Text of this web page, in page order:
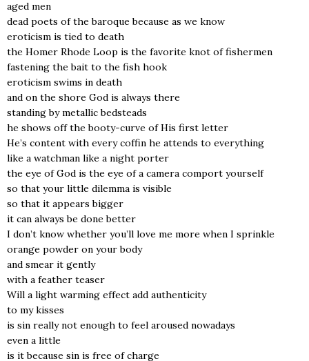
aged men
dead poets of the baro­que becau­se as we know
ero­ti­cism is tied to death
the Homer Rho­de Loop is the favo­ri­te knot of fisher­men
faste­ning the bait to the fish hook
ero­ti­cism swims in death
and on the sho­re God is always the­re
stan­ding by metal­lic bed­ste­ads
he shows off the booty-curve of His first let­ter
He’s con­tent with eve­ry cof­fin he attends to eve­ry­thing
like a watch­man like a night por­ter
the eye of God is the eye of a came­ra com­port your­self
so that your lit­tle dilem­ma is visi­ble
so that it appe­ars big­ger
it can always be done bet­ter
I don’t know whe­ther you’ll love me more when I sprin­kle
oran­ge powder on your body
and sme­ar it gen­tly
with a feather teaser
Will a light war­ming effect add authen­ti­ci­ty
to my kis­ses
is sin real­ly not eno­ugh to feel aro­used nowa­days
even a lit­tle
is it becau­se sin is free of char­ge